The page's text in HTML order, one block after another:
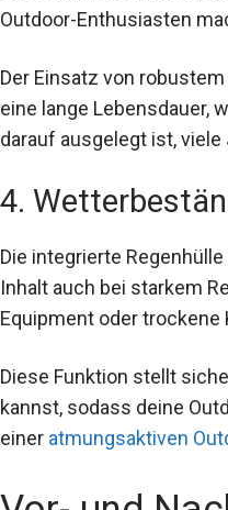
Rucksack besteht aus
Der Einsatz von
eine lange Lebensdauer,
4.
Die integrierte
Inhalt auch bei starkem
Diese Funktion stellt
kannst, sodass deine